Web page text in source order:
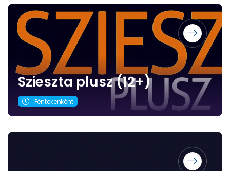
Szieszta plusz (12+)
Péntekenként